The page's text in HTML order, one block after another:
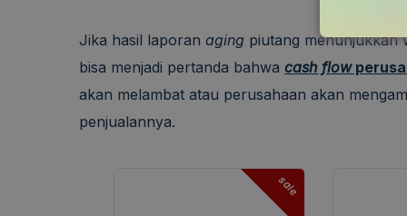
Jika hasil laporan aging piutang menunjukkan
bisa menjadi pertanda bahwa cash flow
akan melambat atau perusahaan akan
penjualannya.
sale